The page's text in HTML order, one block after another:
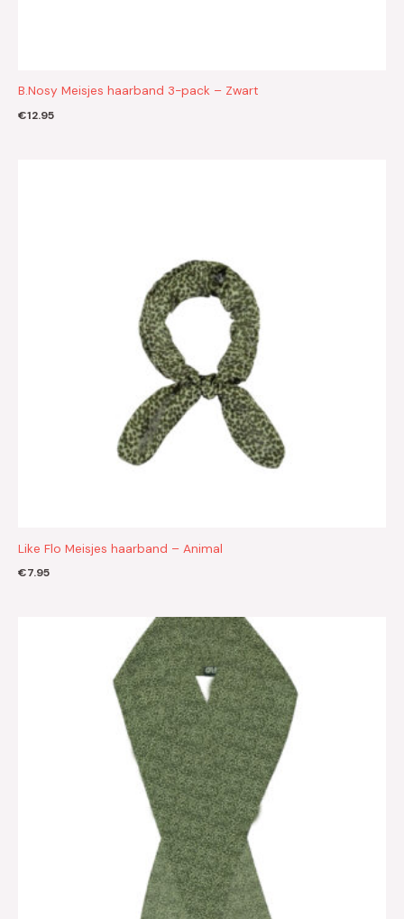
B.Nosy Meisjes haarband 3-pack – Zwart
€12.95
Like Flo Meisjes haarband – Animal
€7.95